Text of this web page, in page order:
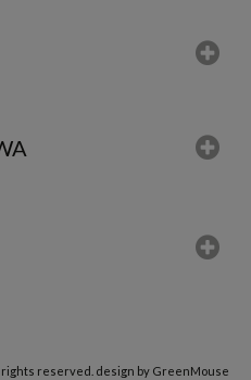
reserved. design by GreenMouse